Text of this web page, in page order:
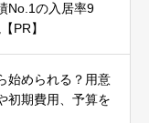
No.1の入居率9
PR】
始められる？用意
初期費用、予算を